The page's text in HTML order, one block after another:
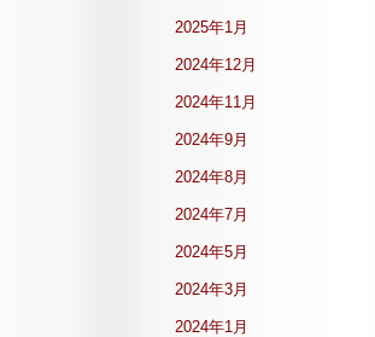
2025年1月
2024年12月
2024年11月
2024年9月
2024年8月
2024年7月
2024年5月
2024年3月
2024年1月